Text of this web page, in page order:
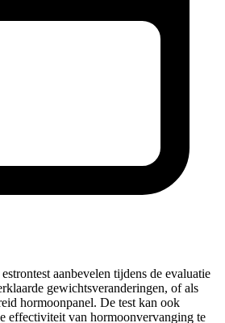
aanbevelen tijdens de evaluatie
gewichtsveranderingen, of als
hormoonpanel. De test kan ook
effectiviteit van hormoonvervanging te